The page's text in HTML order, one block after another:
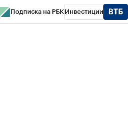
Подписка на РБК Инвестиции